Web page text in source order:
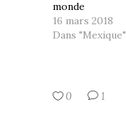
monde
16 mars 2018
Dans "Mexique"
0 1